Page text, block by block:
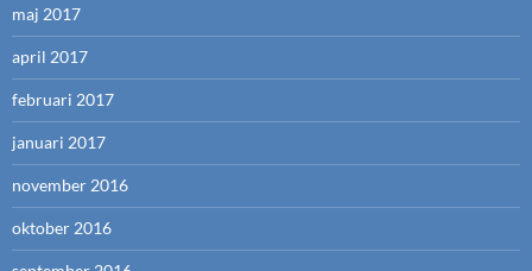
maj 2017
april 2017
februari 2017
januari 2017
november 2016
oktober 2016